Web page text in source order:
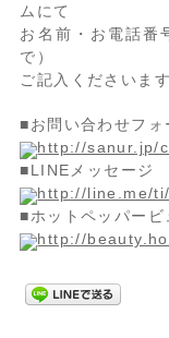
ムにて
お名前・お電話番
で）
ご記入くださいま
■お問い合わせフォ
http://sanur.jp/
■LINEメッセージ
http://line.me/
■ホットペッパー
http://